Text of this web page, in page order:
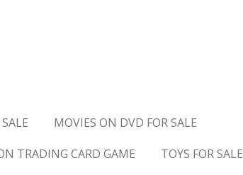
MOVIES ON DVD FOR SALE
TRADING CARD GAME
TOYS FOR SALE